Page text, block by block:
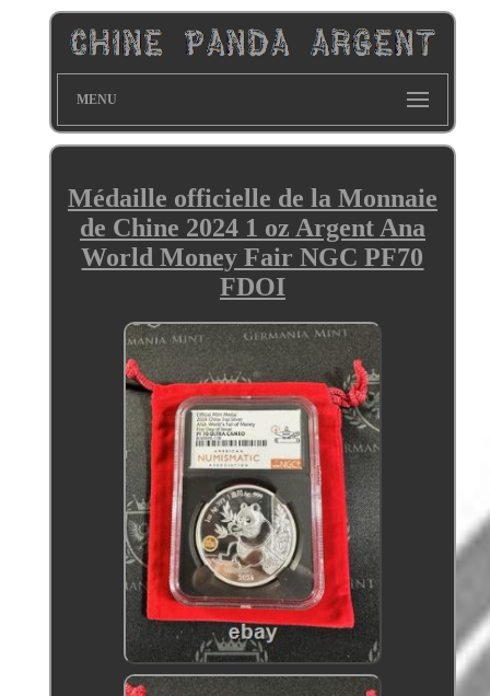
MENU
Médaille officielle de la Monnaie
de Chine 2024 1 oz Argent Ana
World Money Fair NGC PF70
FDOI